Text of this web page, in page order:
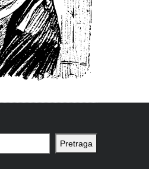
Pretraga